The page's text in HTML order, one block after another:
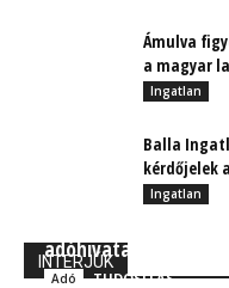
Ámulva
a magyar
Ingatlan
Balla
kérdőjelek
Ingatlan
INTERJÚK
adóhivatal már
Adó TUDÓSÍTÁS